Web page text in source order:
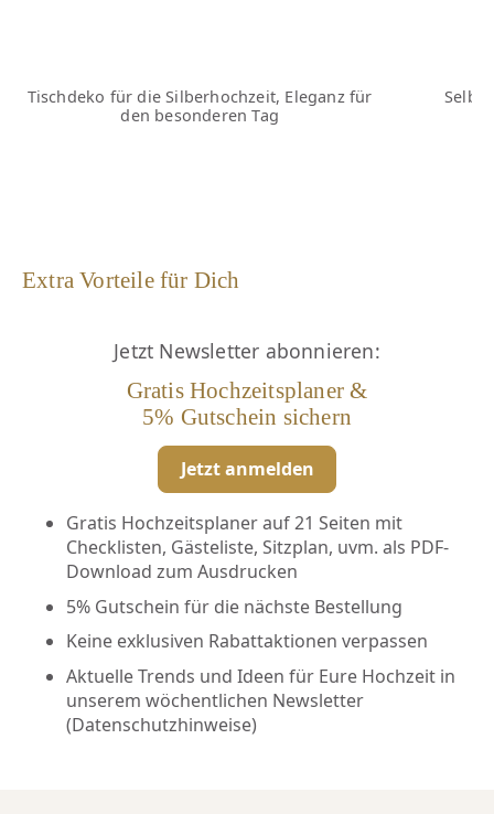
Tischdeko für die Silberhochzeit, Eleganz für
den besonderen Tag
Extra Vorteile für Dich
Jetzt Newsletter abonnieren:
Gratis Hochzeitsplaner &
5% Gutschein sichern
Jetzt anmelden
Gratis Hochzeitsplaner auf 21 Seiten mit
Checklisten, Gästeliste, Sitzplan, uvm. als PDF-
Download zum Ausdrucken
5% Gutschein für die nächste Bestellung
Keine exklusiven Rabattaktionen verpassen
Aktuelle Trends und Ideen für Eure Hochzeit in
unserem wöchentlichen Newsletter
(Datenschutzhinweise)